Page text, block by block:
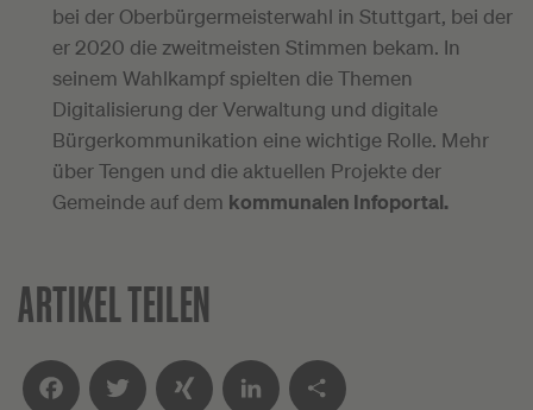
bei der Oberbürgermeisterwahl in Stuttgart, bei der
er 2020 die zweitmeisten Stimmen bekam. In
seinem Wahlkampf spielten die Themen
Digitalisierung der Verwaltung und digitale
Bürgerkommunikation eine wichtige Rolle. Mehr
über Tengen und die aktuellen Projekte der
Gemeinde auf dem kommunalen Infoportal.
ARTIKEL TEILEN